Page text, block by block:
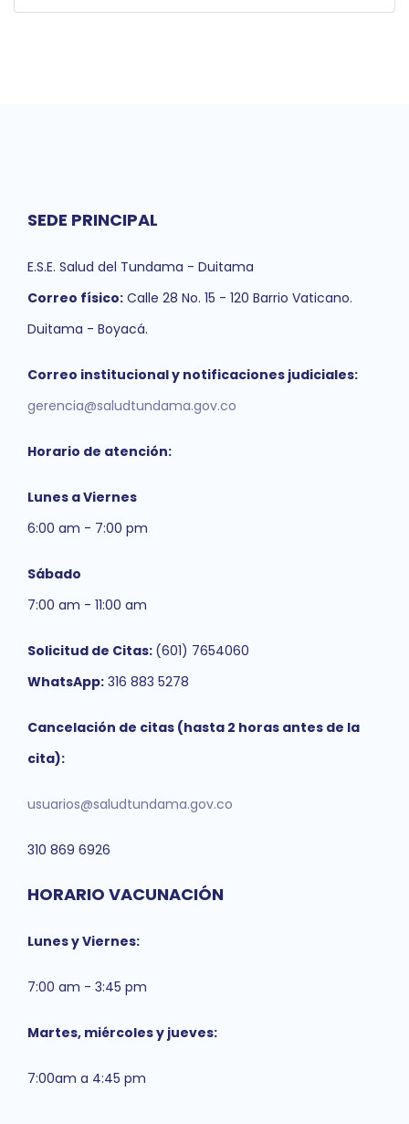
SEDE PRINCIPAL
E.S.E. Salud del Tundama - Duitama
Correo físico: Calle 28 No. 15 - 120 Barrio Vaticano.
Duitama - Boyacá.
Correo institucional y notificaciones judiciales:
gerencia@saludtundama.gov.co
Horario de atención:
Lunes a Viernes
6:00 am - 7:00 pm
Sábado
7:00 am - 11:00 am
Solicitud de Citas: (601) 7654060
WhatsApp: 316 883 5278
Cancelación de citas (hasta 2 horas antes de la
cita):
usuarios@saludtundama.gov.co
310 869 6926
HORARIO VACUNACIÓN
Lunes y Viernes:
7:00 am - 3:45 pm
Martes, miércoles y jueves:
7:00am a 4:45 pm